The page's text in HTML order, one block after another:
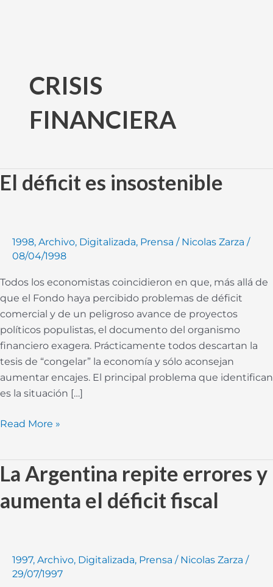
contenidoCRISIS
FINANCIERA
El déficit es insostenible
1998, Archivo, Digitalizada, Prensa / Nicolas Zarza /
08/04/1998
Todos los economistas coincidieron en que, más allá de
que el Fondo haya percibido problemas de déficit
comercial y de un peligroso avance de proyectos
políticos populistas, el documento del organismo
financiero exagera. Prácticamente todos descartan la
tesis de “congelar” la economía y sólo aconsejan
aumentar encajes. El principal problema que identifican
es la situación […]
El
déficit
Read More »
La Argentina repite errores y
aumenta el déficit fiscal
1997, Archivo, Digitalizada, Prensa / Nicolas Zarza /
29/07/1997
La
Argentina
repite
déficit